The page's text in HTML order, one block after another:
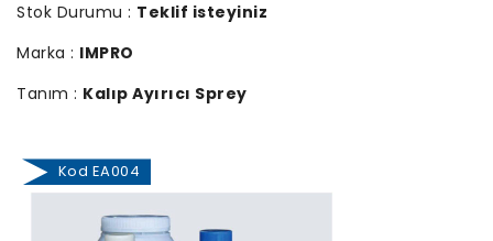
Stok Durumu : Teklif isteyiniz
Marka : IMPRO
Tanım : Kalıp Ayırıcı Sprey
Kod EA004